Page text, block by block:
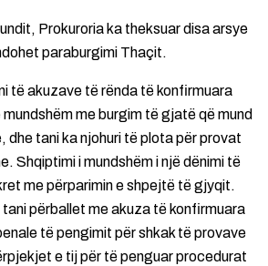
Prokuroria ka theksuar disa arsye
paraburgimi Thaçit.
të akuzave të rënda të konfirmuara
me burgim të gjatë që mund
dhe tani ka njohuri të plota për provat
Shqiptimi i mundshëm i një dënimi të
me përparimin e shpejtë të gjyqit.
përballet me akuza të konfirmuara
të pengimit për shkak të provave
e tij për të penguar procedurat